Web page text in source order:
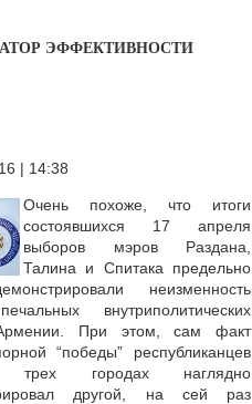
ЭФФЕКТИВНОСТИ
| 14:38
Очень похоже, что итоги
состоявшихся 17 апреля
выборов мэров Раздана,
Талина и Спитака предельно
неизменность
внутриполитических
При этом, сам факт
“победы” республиканцев
городах наглядно
другой, на сей раз